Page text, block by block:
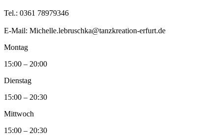
Tel.: 0361 78979346
E-Mail: Michelle.lebruschka@tanzkreation-erfurt.de
Montag
15:00 – 20:00
Dienstag
15:00 – 20:30
Mittwoch
15:00 – 20:30